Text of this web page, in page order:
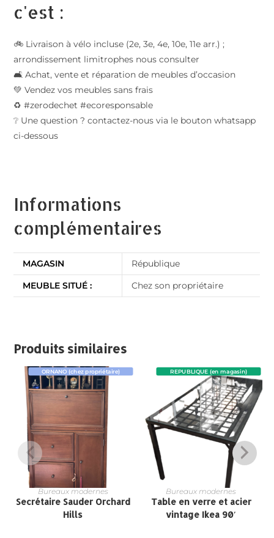
c'est :
🚲 Livraison à vélo incluse (2e, 3e, 4e, 10e, 11e arr.) ;
arrondissement limitrophes nous consulter
🛋️ Achat, vente et réparation de meubles d’occasion
💚 Vendez vos meubles sans frais
♻️ #zerodechet #ecoresponsable
❔ Une question ? contactez-nous via le bouton whatsapp
ci-dessous
Informations
complémentaires
MAGASIN
République
MEUBLE SITUÉ :
Chez son propriétaire
Produits similaires
ORNANO (chez propriétaire)
Bureaux modernes
Secrétaire Sauder Orchard
Hills
REPUBLIQUE (en magasin)
Bureaux modernes
Table en verre et acier
vintage Ikea 90′